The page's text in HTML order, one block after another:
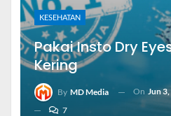
KESEHATAN
Pakai Insto Dry
Kering
By MD Media On Jun
7